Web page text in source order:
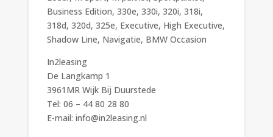
Business Edition, 330e, 330i, 320i, 318i,
318d, 320d, 325e, Executive, High Executive,
Shadow Line, Navigatie, BMW Occasion
In2leasing
De Langkamp 1
3961MR Wijk Bij Duurstede
Tel: 06 – 44 80 28 80
E-mail: info@in2leasing.nl